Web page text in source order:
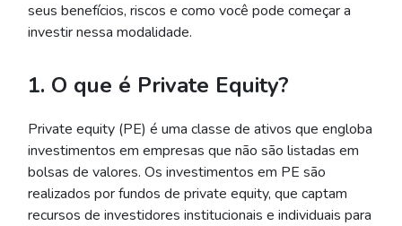
seus benefícios, riscos e como você pode começar a
investir nessa modalidade.
1. O que é Private Equity?
Private equity (PE) é uma classe de ativos que engloba
investimentos em empresas que não são listadas em
bolsas de valores. Os investimentos em PE são
realizados por fundos de private equity, que captam
recursos de investidores institucionais e individuais para